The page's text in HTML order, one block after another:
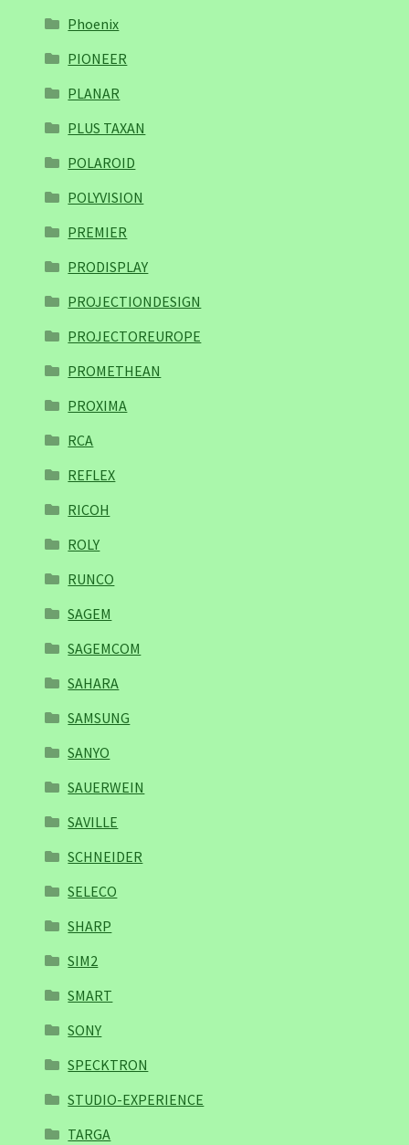
Phoenix
PIONEER
PLANAR
PLUS TAXAN
POLAROID
POLYVISION
PREMIER
PRODISPLAY
PROJECTIONDESIGN
PROJECTOREUROPE
PROMETHEAN
PROXIMA
RCA
REFLEX
RICOH
ROLY
RUNCO
SAGEM
SAGEMCOM
SAHARA
SAMSUNG
SANYO
SAUERWEIN
SAVILLE
SCHNEIDER
SELECO
SHARP
SIM2
SMART
SONY
SPECKTRON
STUDIO-EXPERIENCE
TARGA